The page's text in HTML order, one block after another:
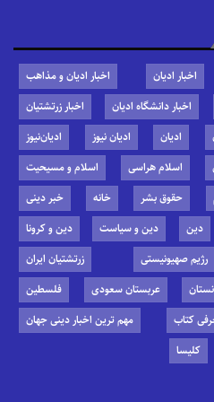
اخبار ادیان
اخبار ادیان و مذاهب
اخبار دانشگاه ادیان
اخبار زرتشتیان
ادیان ادیان نیوز
ادیان‌نیوز
اسلام هراسی
اسلام و مسیحیت
حقوق بشر خانه
خبر دینی
دین دین و سیاست
دین و کرونا
رژیم صهیونیستی
زرتشتیان ایران
عربستان سعودی
فلسطین
کتاب
مهم ترین اخبار دینی جهان
کلیسا